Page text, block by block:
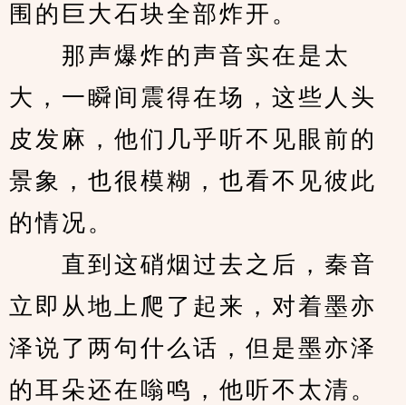
围的巨大石块全部炸开。
那声爆炸的声音实在是太
大，一瞬间震得在场，这些人头
皮发麻，他们几乎听不见眼前的
景象，也很模糊，也看不见彼此
的情况。
直到这硝烟过去之后，秦音
立即从地上爬了起来，对着墨亦
泽说了两句什么话，但是墨亦泽
的耳朵还在嗡鸣，他听不太清。